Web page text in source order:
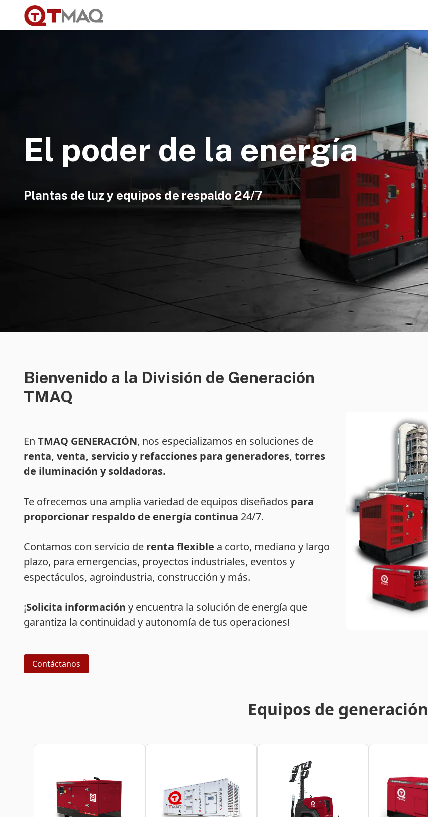
Ir al contenido
El poder de la energía
Plantas de luz y equipos de respaldo 24/7
Bienvenido a la División de Generación
TMAQ
En TMAQ GENERACIÓN, nos especializamos en soluciones de
renta, venta, servicio y refacciones para generadores, torres
de iluminación y soldadoras.
Te ofrecemos una amplia variedad de equipos diseñados para
proporcionar respaldo de energía continua 24/7.
Contamos con servicio de renta flexible a corto, mediano y largo
plazo, para emergencias, proyectos industriales, eventos y
espectáculos, agroindustria, construcción y más.
¡Solicita información y encuentra la solución de energía que
garantiza la continuidad y autonomía de tus operaciones!
Contáctanos
Equipos de generación